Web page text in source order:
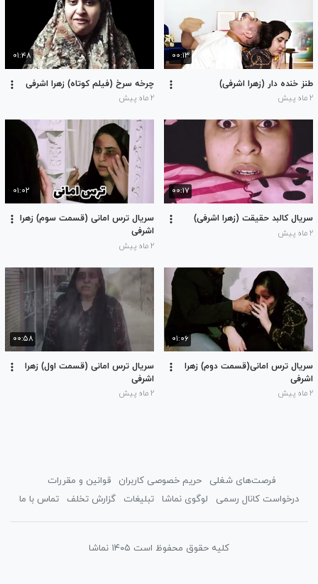
۰۰:۱۳
طنز خنده دار (زهرا اشرفی)
۲ ماه پیش
۰۱:۴۸
چرخه سرخ (فیلم کوتاه) زهرا اشرفی
۲ ماه پیش
۰۰:۱۷
سریال کالبد حقیقت (زهرا اشرفی)
۲ ماه پیش
۰۱:۰۲
سریال ترس امانی (قسمت سوم) زهرا
اشرفی
۲ ماه پیش
۰۱:۰۶
سریال ترس امانی(قسمت دوم) زهرا
اشرفی
۲ ماه پیش
۰۰:۵۸
سریال ترس امانی (قسمت اول) زهرا
اشرفی
۲ ماه پیش
کلیه حقوق محفوظ است ۱۴۰۵ نماشا
فرصت‌های شغلی حریم خصوصی کاربران
قوانین و مقررات
درخواست کانال رسمی
لوگوی نماشا تبلیغات گزارش تخلف تماس با ما